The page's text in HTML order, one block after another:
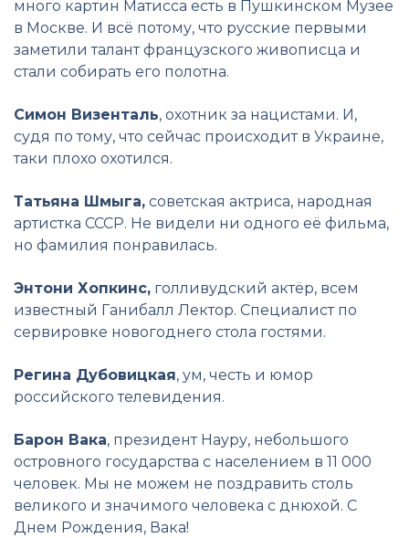
много картин Матисса есть в Пушкинском Музее
в Москве. И всё потому, что русские первыми
заметили талант французского живописца и
стали собирать его полотна.
Симон Визенталь, охотник за нацистами. И,
судя по тому, что сейчас происходит в Украине,
таки плохо охотился.
Татьяна Шмыга, советская актриса, народная
артистка СССР. Не видели ни одного её фильма,
но фамилия понравилась.
Энтони Хопкинс, голливудский актёр, всем
известный Ганибалл Лектор. Специалист по
сервировке новогоднего стола гостями.
Регина Дубовицкая, ум, честь и юмор
российского телевидения.
Барон Вака, президент Науру, небольшого
островного государства с населением в 11 000
человек. Мы не можем не поздравить столь
великого и значимого человека с днюхой. С
Днем Рождения, Вака!